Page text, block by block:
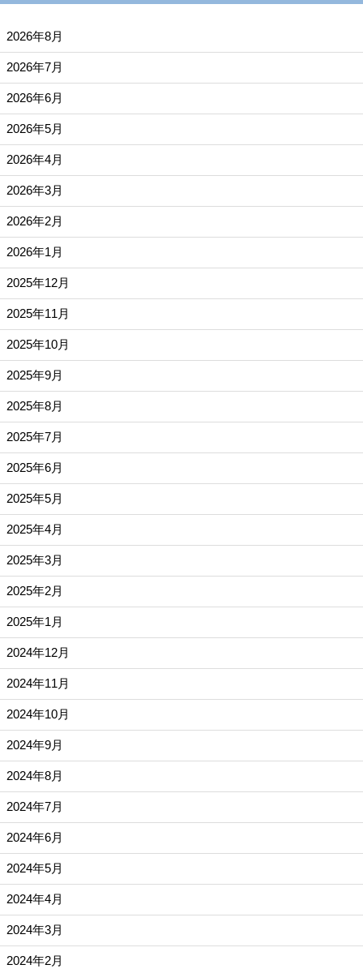
2026年8月
2026年7月
2026年6月
2026年5月
2026年4月
2026年3月
2026年2月
2026年1月
2025年12月
2025年11月
2025年10月
2025年9月
2025年8月
2025年7月
2025年6月
2025年5月
2025年4月
2025年3月
2025年2月
2025年1月
2024年12月
2024年11月
2024年10月
2024年9月
2024年8月
2024年7月
2024年6月
2024年5月
2024年4月
2024年3月
2024年2月